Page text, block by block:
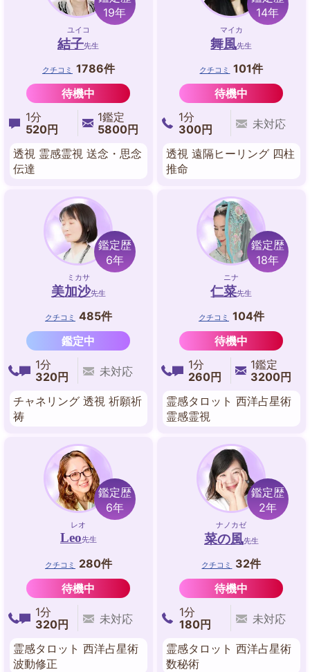
19年
ユイコ
結子先生
クチコミ 1786件
待機中
1分
520円
1鑑定
5800円
透視 霊感霊視 送念・思念
伝達
14年
マイカ
舞風先生
クチコミ
101件
待機中
1分
300円
未対応
透視 遠隔ヒーリング 四柱
推命
鑑定歴
6年
ミカサ
美加沙先生
クチコミ 485件
鑑定中
1分
320円
未対応
チャネリング 透視 祈願祈
祷
鑑定歴
18年
ニナ
仁菜先生
クチコミ 104件
待機中
1分
260円
1鑑定
3200円
霊感タロット 西洋占星術
霊感霊視
鑑定歴
6年
レオ
Leo先生
クチコミ
280件
待機中
1分
320円
未対応
霊感タロット 西洋占星術
波動修正
鑑定歴
2年
ナノカゼ
菜の風先生
クチコミ
32件
待機中
1分
180円
未対応
霊感タロット 西洋占星術
数秘術